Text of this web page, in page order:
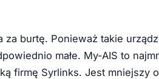
za burtę. Ponieważ takie
małe. My-AIS to
firmę Syrlinks. Jest mniejszy